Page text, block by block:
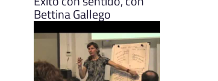
Bettina Gallego